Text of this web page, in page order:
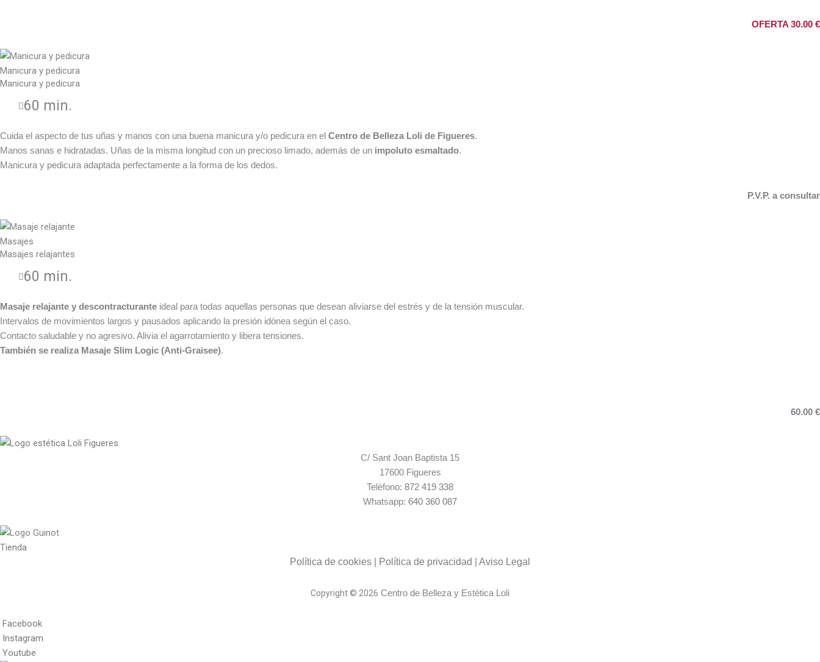
OFERTA 30.00 €
Manicura y pedicura
Manicura y pedicura
60 min.
Cuida el aspecto de tus uñas y manos con una buena manicura y/o pedicura en el Centro de Belleza Loli de Figueres.
Manos sanas e hidratadas. Uñas de la misma longitud con un precioso limado, además de un impoluto esmaltado.
Manicura y pedicura adaptada perfectamente a la forma de los dedos.
P.V.P. a consultar
Masajes
Masajes relajantes
60 min.
Masaje relajante y descontracturante ideal para todas aquellas personas que desean aliviarse del estrés y de la tensión muscular.
Intervalos de movimientos largos y pausados aplicando la presión idónea según el caso.
Contacto saludable y no agresivo. Alivia el agarrotamiento y libera tensiones.
También se realiza Masaje Slim Logic (Anti-Graisee).
60.00 €
C/ Sant Joan Baptista 15
17600 Figueres
Teléfono: 872 419 338
Whatsapp: 640 360 087
Tienda
Política de cookies Política de privacidad Aviso Legal
Copyright © 2026 Centro de Belleza y Estética Loli
Facebook
Instagram
Youtube